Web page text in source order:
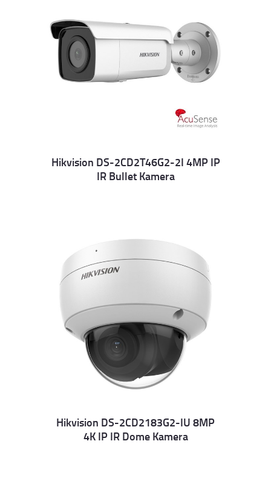
Details
Hikvision DS-2CD2T46G2-2I 4MP IP
IR Bullet Kamera
Details
Hikvision DS-2CD2183G2-IU 8MP
4K IP IR Dome Kamera